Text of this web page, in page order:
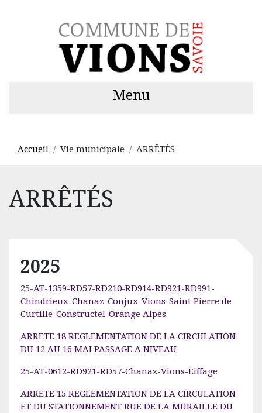
Menu
Accueil Vie municipale ARRÊTÉS
ARRÊTÉS
2025
25-AT-1359-RD57-RD210-RD914-RD921-RD991-
Chindrieux-Chanaz-Conjux-Vions-Saint Pierre de
Curtille-Constructel-Orange Alpes
ARRETE 18 REGLEMENTATION DE LA CIRCULATION
DU 12 AU 16 MAI PASSAGE A NIVEAU
25-AT-0612-RD921-RD57-Chanaz-Vions-Eiffage
ARRETE 15 REGLEMENTATION DE LA CIRCULATION
ET DU STATIONNEMENT RUE DE LA MURAILLE DU